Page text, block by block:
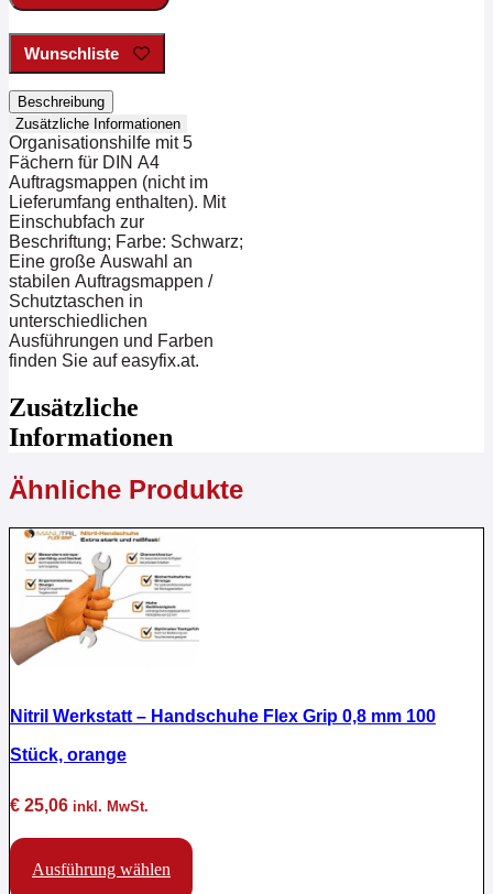
A4
Menge
Wunschliste
Beschreibung
Zusätzliche Informationen
Organisationshilfe mit 5
Fächern für DIN A4
Auftragsmappen (nicht im
Lieferumfang enthalten). Mit
Einschubfach zur
Beschriftung; Farbe: Schwarz;
Eine große Auswahl an
stabilen Auftragsmappen /
Schutztaschen in
unterschiedlichen
Ausführungen und Farben
finden Sie auf easyfix.at.
Zusätzliche
Informationen
Ähnliche Produkte
Nitril Werkstatt – Handschuhe Flex Grip 0,8 mm 100
Stück, orange
€ 25,06 inkl. MwSt.
Ausführung wählen
Dieses
weist